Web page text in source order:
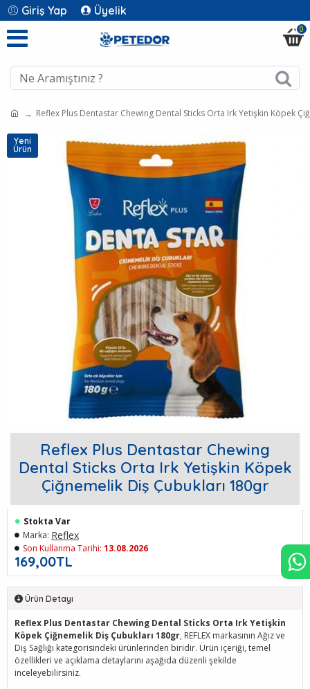
Giriş Yap Üyelik
0
Reflex Plus Dentastar Chewing Dental Sticks Orta Irk Yetişkin Köpek
Yeni
Ürün
Reflex Plus Dentastar Chewing
Dental Sticks Orta Irk Yetişkin Köpek
Çiğnemelik Diş Çubukları 180gr
169,00TL
Stokta Var
Marka: Reflex
Son Kullanma Tarihi: 13.08.2026
Ürün Detayı
Reflex Plus Dentastar Chewing Dental Sticks Orta Irk Yetişkin
Köpek Çiğnemelik Diş Çubukları 180gr, REFLEX markasının Ağız ve
Diş Sağlığı kategorisindeki ürünlerinden biridir. Ürün içeriği, temel
özellikleri ve açıklama detaylarını aşağıda düzenli şekilde
inceleyebilirsiniz.